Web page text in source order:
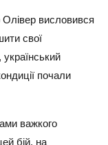
висловився
свої
почали
важкого
бій, на